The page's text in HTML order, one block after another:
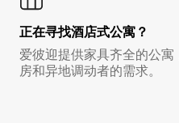
正在寻找酒店式公寓？
爱彼迎提供家具齐全的公
房和异地调动者的需求。